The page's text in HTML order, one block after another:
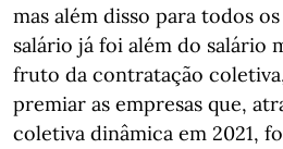
mas além disso para todos
salário já foi além do salário
fruto da contratação
premiar as empresas que,
coletiva dinâmica em 2021,